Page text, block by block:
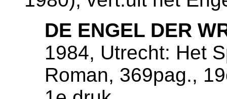
DE ENGEL DER
1984, Utrecht: Het
Roman, 369pag.,